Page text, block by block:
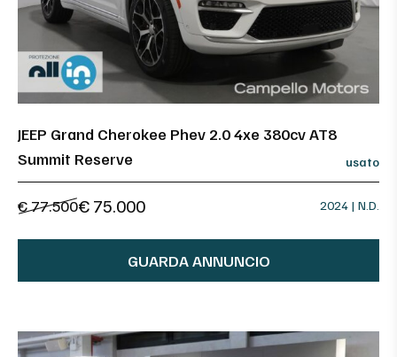
JEEP Grand Cherokee Phev 2.0 4xe 380cv AT8
Summit Reserve
usato
€ 77.500€ 75.000 2024 | N.D.
GUARDA ANNUNCIO